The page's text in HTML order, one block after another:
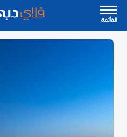
القأئمة